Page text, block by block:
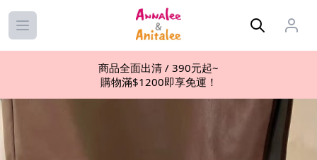
Open main menu
商品全面出清 / 390元起~
購物滿$1200即享免運！